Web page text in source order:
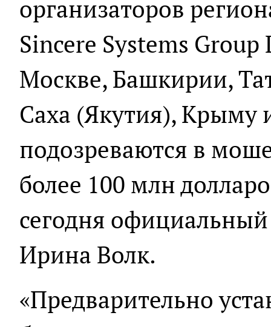
организаторов
Sincere Systems
Москве, Башкирии,
Саха (Якутия), Крыму
подозреваются в
более 100 млн
сегодня
Ирина Волк.
«Предварительно